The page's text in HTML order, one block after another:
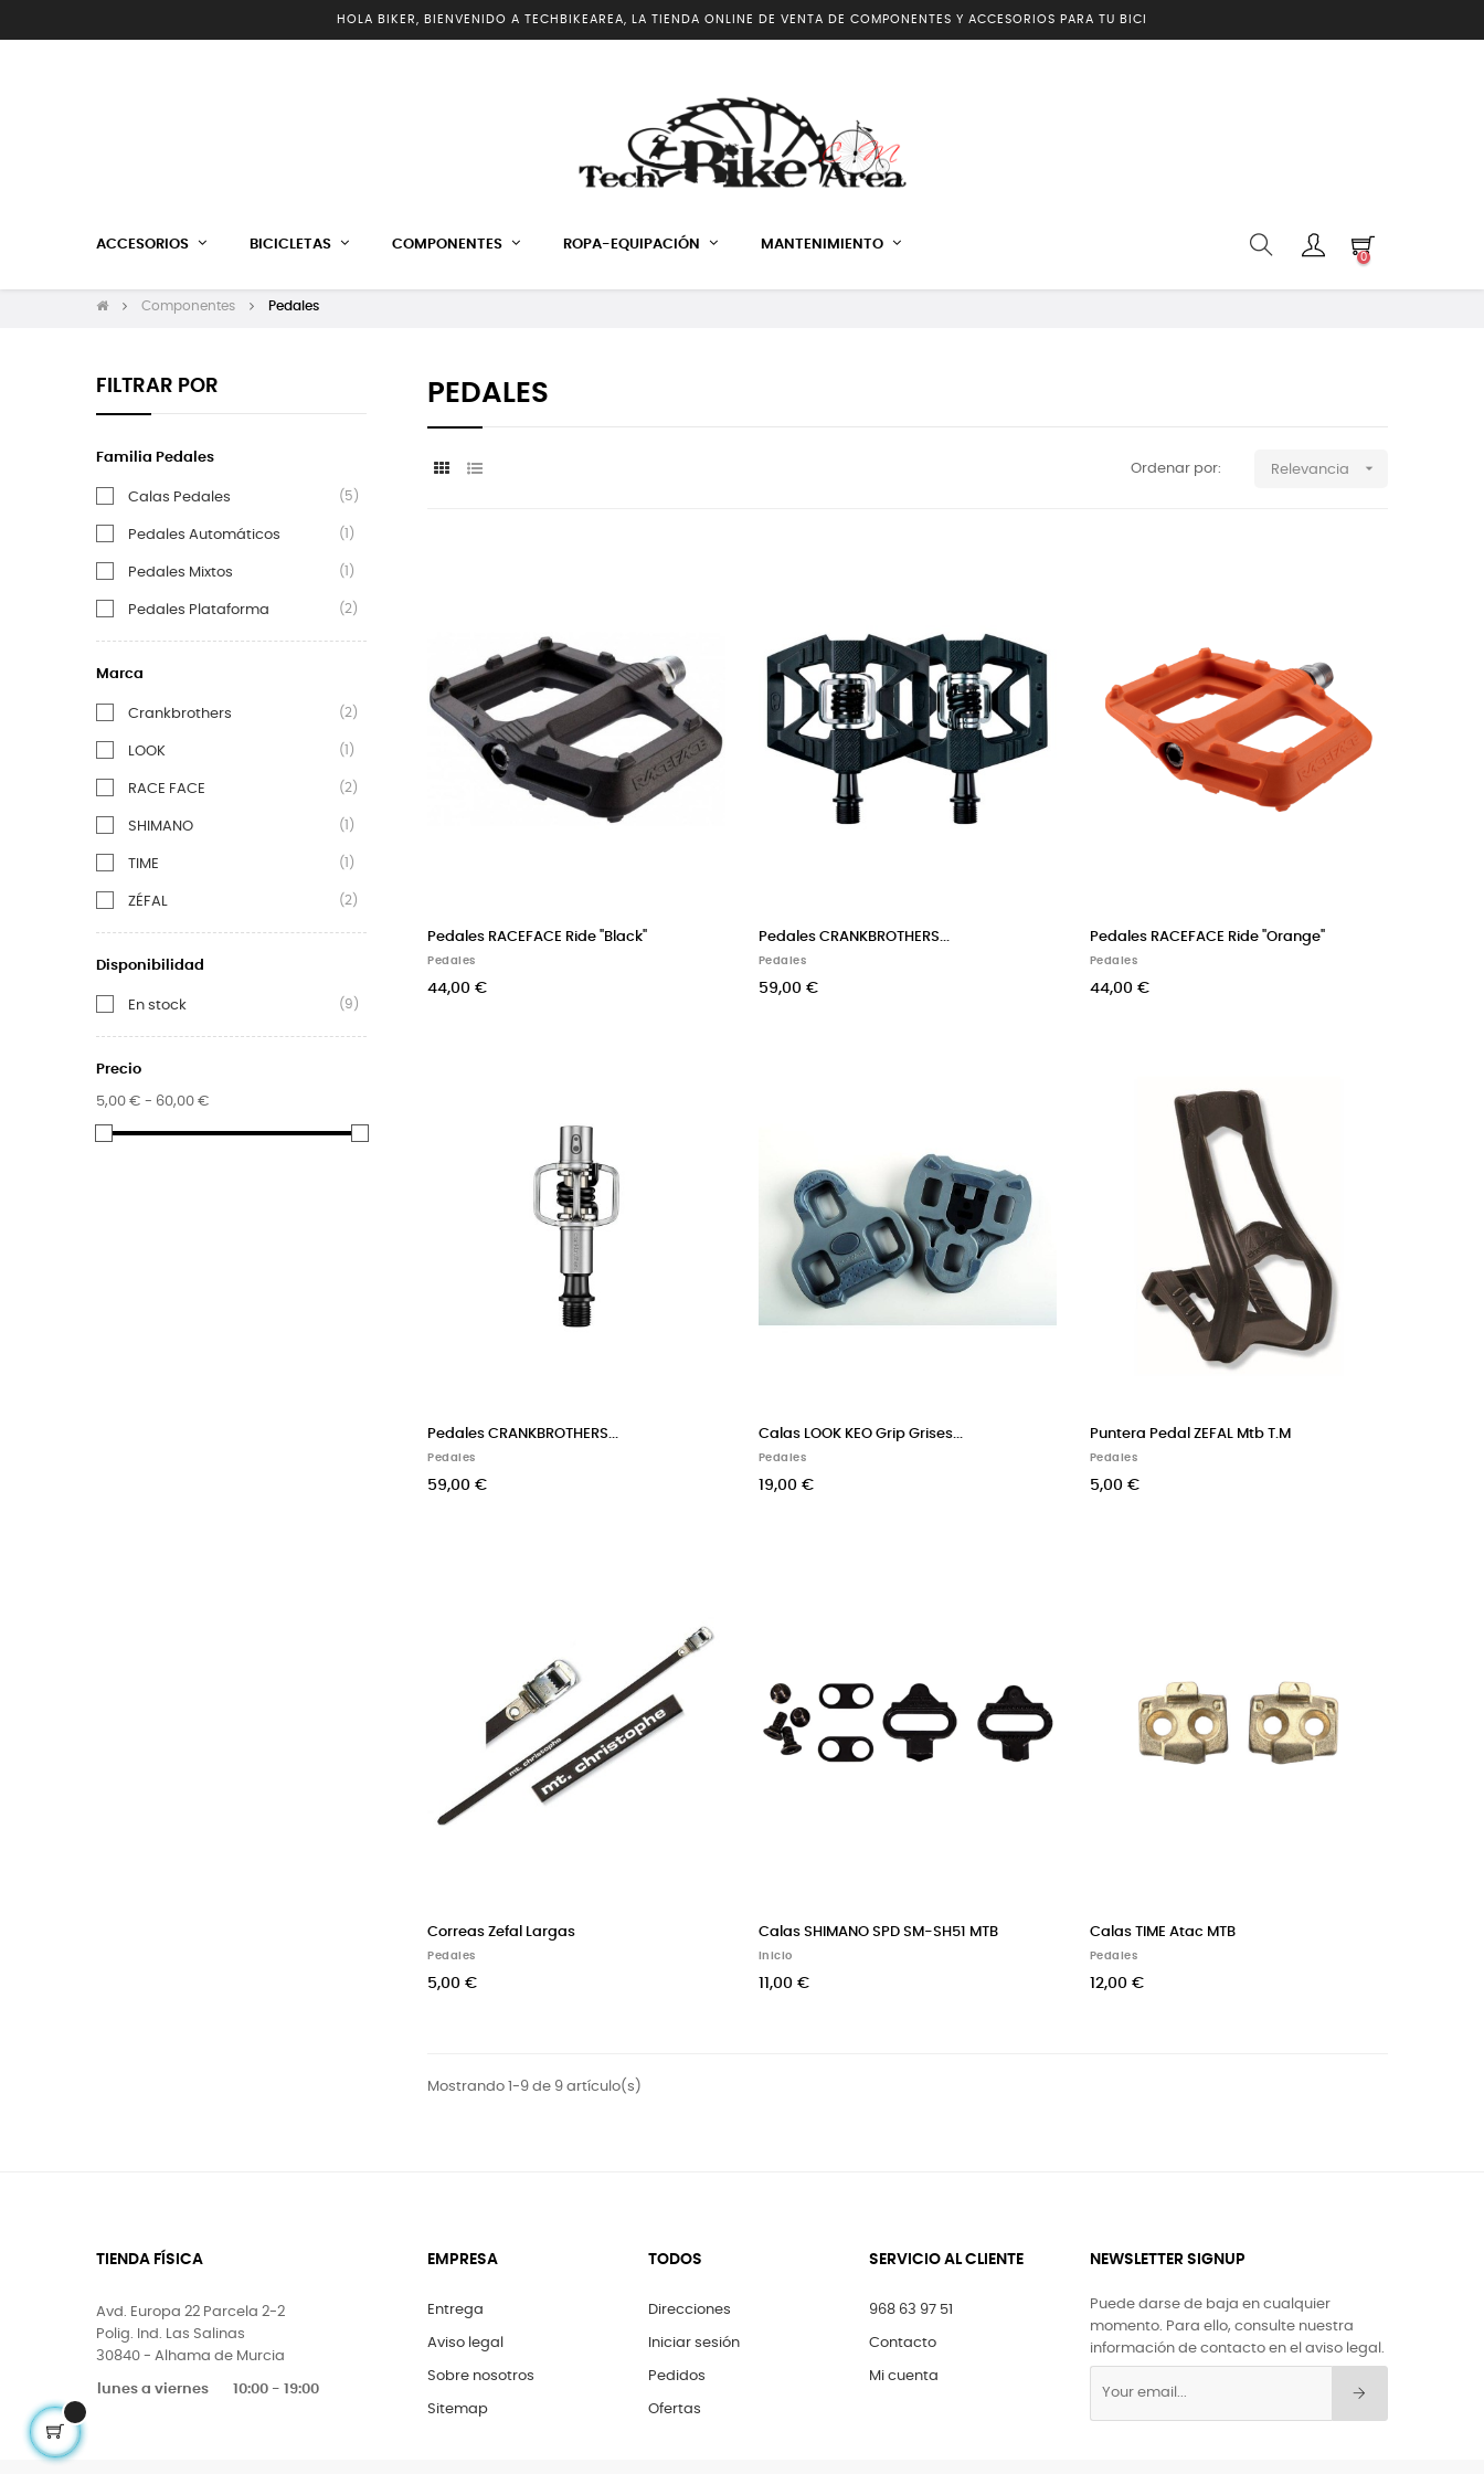
HOLA BIKER, BIENVENIDO A TECHBIKEAREA, LA TIENDA ONLINE DE VENTA DE COMPONENTES Y ACCESORIOS PARA TU BICI
ACCESORIOS BICICLETAS COMPONENTES ROPA-EQUIPACIÓN MANTENIMIENTO
0
Componentes Pedales
FILTRAR POR
Familia Pedales
Calas Pedales (5)
Pedales Automáticos (1)
Pedales Mixtos (1)
Pedales Plataforma (2)
Marca
Crankbrothers (2)
LOOK (1)
RACE FACE (2)
SHIMANO (1)
TIME (1)
ZÉFAL (2)
Disponibilidad
En stock (9)
Precio
5,00 € - 60,00 €
PEDALES
Ordenar por: Relevancia 
Pedales RACEFACE Ride "Black"
Pedales
44,00 €
Pedales CRANKBROTHERS...
Pedales
59,00 €
Pedales RACEFACE Ride "Orange"
Pedales
44,00 €
Pedales CRANKBROTHERS...
Pedales
59,00 €
Calas LOOK KEO Grip Grises...
Pedales
19,00 €
Puntera Pedal ZEFAL Mtb T.M
Pedales
5,00 €
Correas Zefal Largas
Pedales
5,00 €
Calas SHIMANO SPD SM-SH51 MTB
Inicio
11,00 €
Calas TIME Atac MTB
Pedales
12,00 €
Mostrando 1-9 de 9 artículo(s)
TIENDA FÍSICA
Avd. Europa 22 Parcela 2-2
Polig. Ind. Las Salinas
30840 - Alhama de Murcia
lunes a viernes 10:00 - 19:00
EMPRESA
Entrega
Aviso legal
Sobre nosotros
Sitemap
TODOS
Direcciones
Iniciar sesión
Pedidos
Ofertas
SERVICIO AL CLIENTE
968 63 97 51
Contacto
Mi cuenta
NEWSLETTER SIGNUP
Puede darse de baja en cualquier
momento. Para ello, consulte nuestra
información de contacto en el aviso legal.